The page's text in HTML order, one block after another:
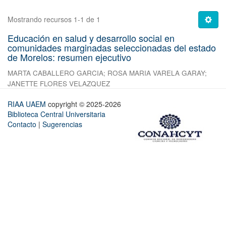
Mostrando recursos 1-1 de 1
Educación en salud y desarrollo social en
comunidades marginadas seleccionadas del estado
de Morelos: resumen ejecutivo
MARTA CABALLERO GARCIA; ROSA MARIA VARELA GARAY;
JANETTE FLORES VELAZQUEZ
RIAA UAEM copyright © 2025-2026
Biblioteca Central Universitaria
Contacto | Sugerencias